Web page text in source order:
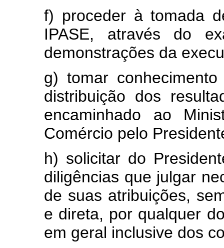
f) proceder à tomada
IPASE, através do
demonstrações da
g) tomar
distribuição dos
encaminhado ao
Comércio pelo
h) solicitar do
diligências que julgar
de suas atribuições,
e direta, por qualquer
em geral inclusive dos